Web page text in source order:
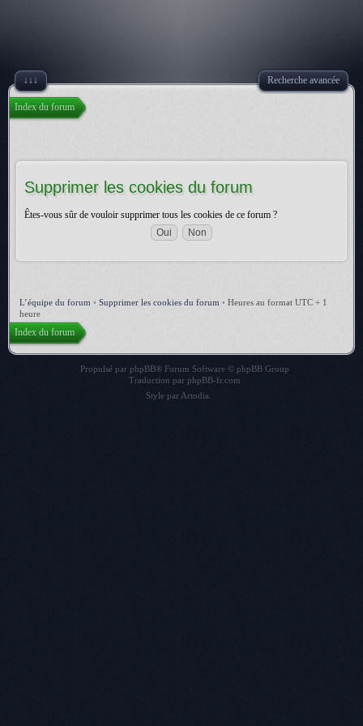
↓↓↓ Recherche avancée
Index du forum
Supprimer les cookies du forum
Êtes-vous sûr de vouloir supprimer tous les cookies de ce forum ?
L’équipe du forum • Supprimer les cookies du forum • Heures au format UTC + 1
heure
Index du forum
Propulsé par phpBB® Forum Software © phpBB Group
Traduction par phpBB-fr.com
Style par Artodia